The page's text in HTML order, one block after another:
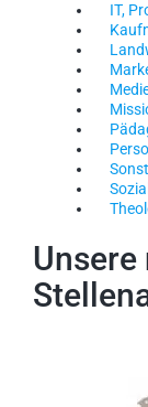
IT,
Unsere